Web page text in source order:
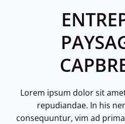
Lorem ipsum dolor sit
repudiandae. In his
consequuntur, vim ad